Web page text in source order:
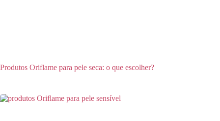
Produtos Oriflame para pele seca: o que escolher?